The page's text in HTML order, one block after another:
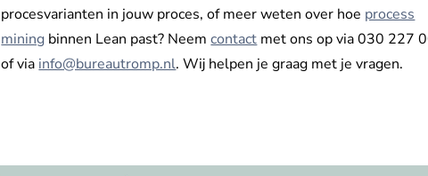
procesvarianten in jouw proces, of meer weten over hoe process
mining binnen Lean past? Neemcontact met ons op via 030 227
of via info@bureautromp.nl. Wij helpen je graag met je vragen.